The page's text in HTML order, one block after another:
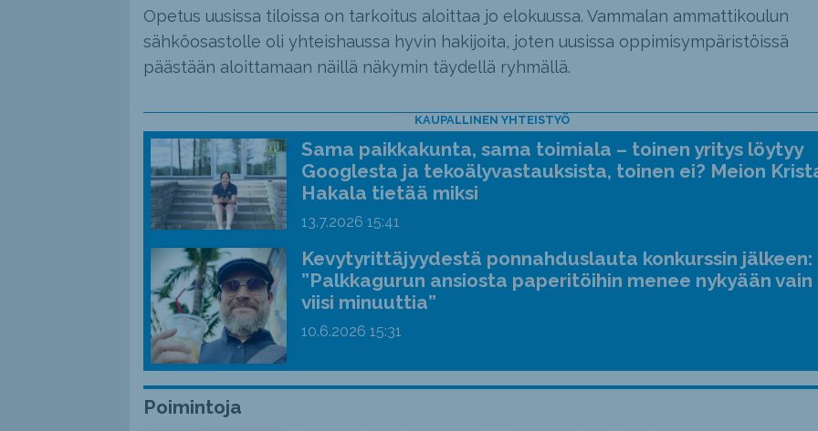
Opetus uusissa tiloissa on tarkoitus aloittaa jo elokuussa. Vammalan ammattikoulun
sähköosastolle oli yhteishaussa hyvin hakijoita, joten uusissa oppimisympäristöissä
päästään aloittamaan näillä näkymin täydellä ryhmällä.
KAUPALLINEN YHTEISTYÖ
Sama paikkakunta, sama toimiala – toinen yritys löytyy
Googlesta ja tekoälyvastauksista, toinen ei? Meion
Hakala tietää miksi
13.7.2026 15:41
Kevytyrittäjyydestä ponnahduslauta konkurssin jälkeen:
”Palkkagurun ansiosta paperitöihin menee nykyään vain
viisi minuuttia”
10.6.2026 15:31
Poimintoja